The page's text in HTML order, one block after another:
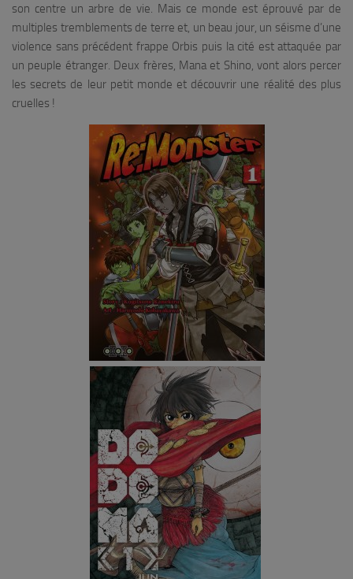
son centre un arbre de vie. Mais ce monde est éprouvé par de
multiples tremblements de terre et, un beau jour, un séisme d’une
violence sans précédent frappe Orbis puis la cité est attaquée par
un peuple étranger. Deux frères, Mana et Shino, vont alors percer
les secrets de leur petit monde et découvrir une réalité des plus
cruelles !